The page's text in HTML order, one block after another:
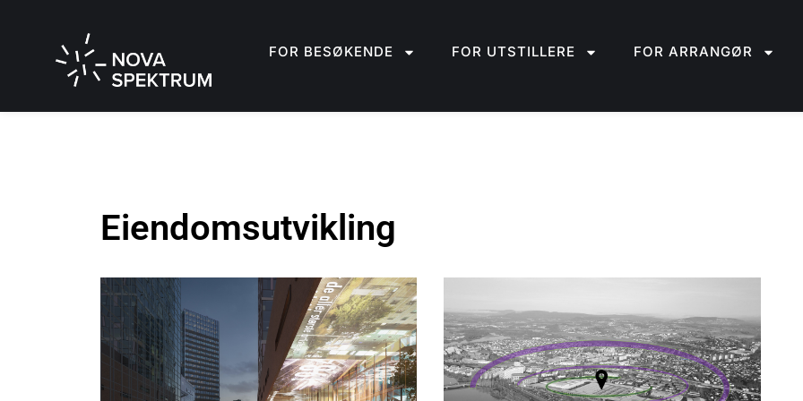
FOR BESØKENDE FOR UTSTILLERE FOR ARRANGØR
Eiendomsutvikling